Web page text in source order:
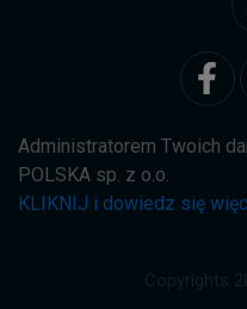
Administratorem Twoich
POLSKA sp. z o.o.
KLIKNIJ i dowiedz się